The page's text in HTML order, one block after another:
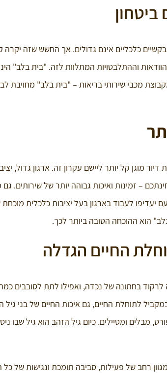
כלכליים אינם גדולים. אך החשש שזה יקרה
וההתלבטויות המתלוות לזה. "בית בלב"
וכחלק מקבוצת מכבי שירותי בריאות – "בית בלב" מחויבת
מוגן קל יותר ליישם עקרון זה. ארגון גדול,
– זמינות ואיכות גבוהה יותר של שירותים. גם
יעדיפו לעבוד בארגון בעל יציבות כלכלית
הוא ההוכחה הטובה ביותר לכך.
החיים הגדלה
בחתונה של נכדה, ואפילו לתת לסובבים
– אנחנו מתכוונים לזה. במקביל לתוחלת החיים, גם איכות החיים של
מבלים ומטיילים. כיום גיל הזהב הוא גיל שבו
עונים לצרכיהם של בני 60+. הם מציעים מגוון רחב של פעילות, סביבה תומכת